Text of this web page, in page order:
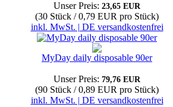
Unser Preis: 23,65 EUR
(30 Stück / 0,79 EUR pro Stück)
inkl. MwSt. | DE versandkostenfrei
MyDay daily disposable 90er
Unser Preis: 79,76 EUR
(90 Stück / 0,89 EUR pro Stück)
inkl. MwSt. | DE versandkostenfrei